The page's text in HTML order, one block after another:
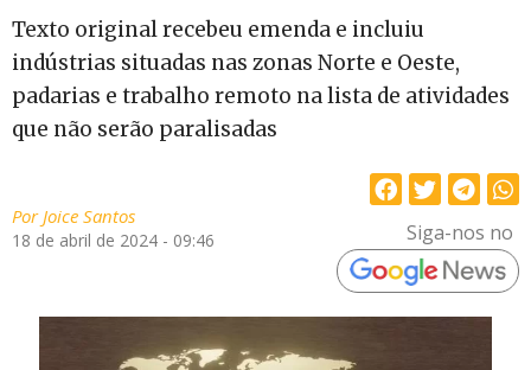
Texto original recebeu emenda e incluiu
indústrias situadas nas zonas Norte e Oeste,
padarias e trabalho remoto na lista de atividades
que não serão paralisadas
PorJoice Santos
18 de abril de 2024 - 09:46 Siga-nos no